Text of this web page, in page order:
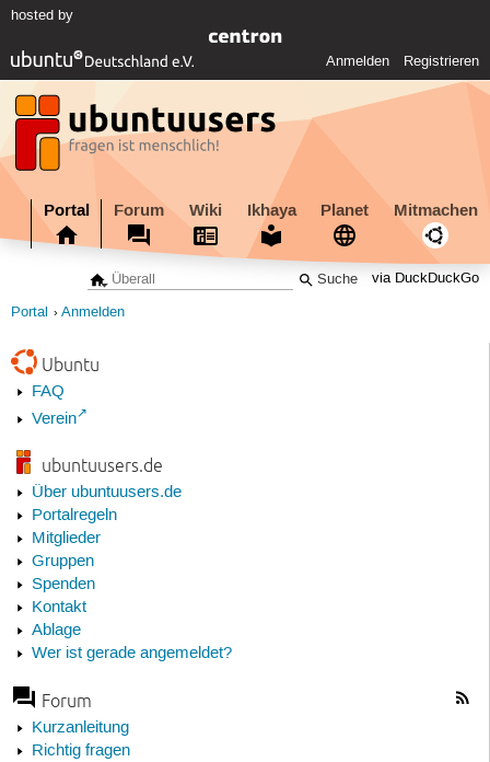
hosted by
Anmelden Registrieren
Portal Forum Wiki Ikhaya Planet Mitmachen
via DuckDuckGo
Portal Anmelden
Ubuntu
FAQ
Verein
ubuntuusers.de
Über ubuntuusers.de
Portalregeln
Mitglieder
Gruppen
Spenden
Kontakt
Ablage
Wer ist gerade angemeldet?
Forum
Kurzanleitung
Richtig fragen